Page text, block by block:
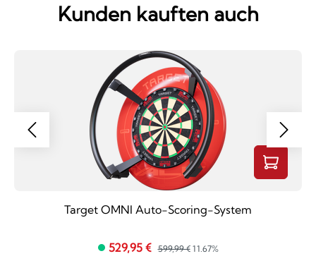
Kunden kauften auch
Target OMNI Auto-Scoring-System
529,95 € 599,99 € 11.67%